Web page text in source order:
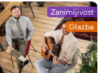
Zanimljivost
Glazba